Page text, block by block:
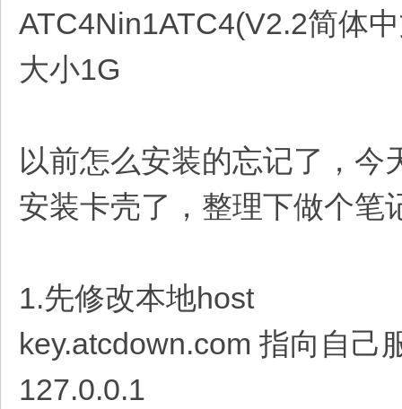
ATC4Nin1ATC4(V2.2简体
大小1G
以前怎么安装的忘记了，今
安装卡壳了，整理下做个笔
1.先修改本地host
key.atcdown.com 指向自己
127.0.0.1